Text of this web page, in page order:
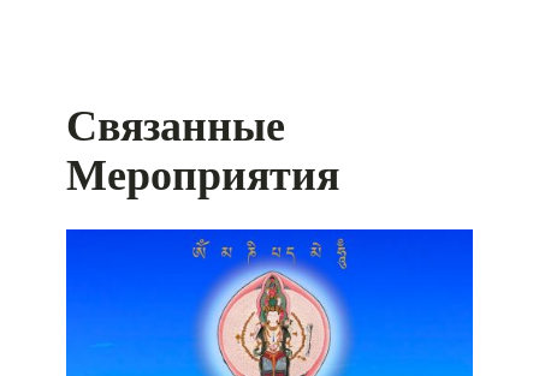
Связанные
Мероприятия